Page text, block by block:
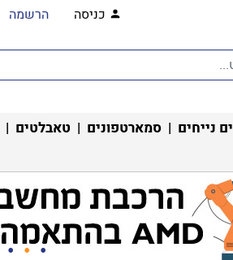
כניסה הרשמה
נייחים | סמארטפונים | טאבלטים |